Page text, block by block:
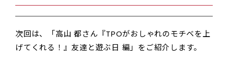
次回は、「高山 都さん『TPOがおしゃれのモチベを上
げてくれる！』友達と遊ぶ日 編」をご紹介します。